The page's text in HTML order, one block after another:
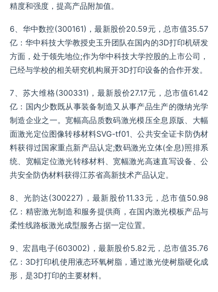
精度和强度，提高产品附加值。
6、华中数控(300161)，最新股价20.59元，总市值35.57
亿：华中科技大学教授史玉升团队在国内的3D打印机研发
方面，处于领先地位;作为华中科技大学控股的上市公司，
已经与学校的相关研究机构展开3D打印设备的合作开发。
7、苏大维格(300331)，最新股价27.17元，总市值61.42
亿：国内少数既从事装备制造又从事产品生产的微纳光学
制造企业之一。宽幅高品质数码激光模压全息原版、大幅
面激光定位图像转移材料SVG-tf01、公共安全证卡防伪材
料获得过国家重点新产品认定;数码激光立体(全息)照排系
统、宽幅定位激光转移材料、宽幅激光高速直写设备、公
共安全防伪材料获得江苏省高新技术产品认定。
8、光韵达(300227)，最新股价11.33元，总市值50.98
亿：精密激光制造和服务提供商，在国内激光模板产品与
柔性线路板激光成型服务占据一定位置。
9、宏昌电子(603002)，最新股价5.82元，总市值35.76
亿：3D打印机使用液态环氧树脂，通过激光使树脂硬化成
形，是3D打印的主要材料。